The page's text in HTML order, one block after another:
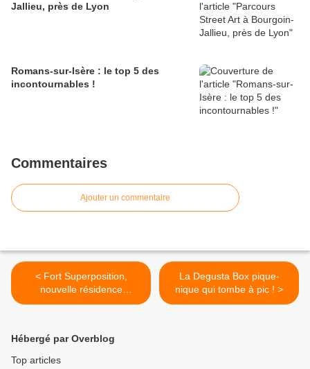
Jallieu, près de Lyon
Romans-sur-Isère : le top 5 des
incontournables !
Commentaires
Ajouter un commentaire
< Fort Superposition,
nouvelle résidence
artistique street art à Lyon
La Degusta Box pique-
nique qui tombe à pic ! >
Hébergé par Overblog
Top articles